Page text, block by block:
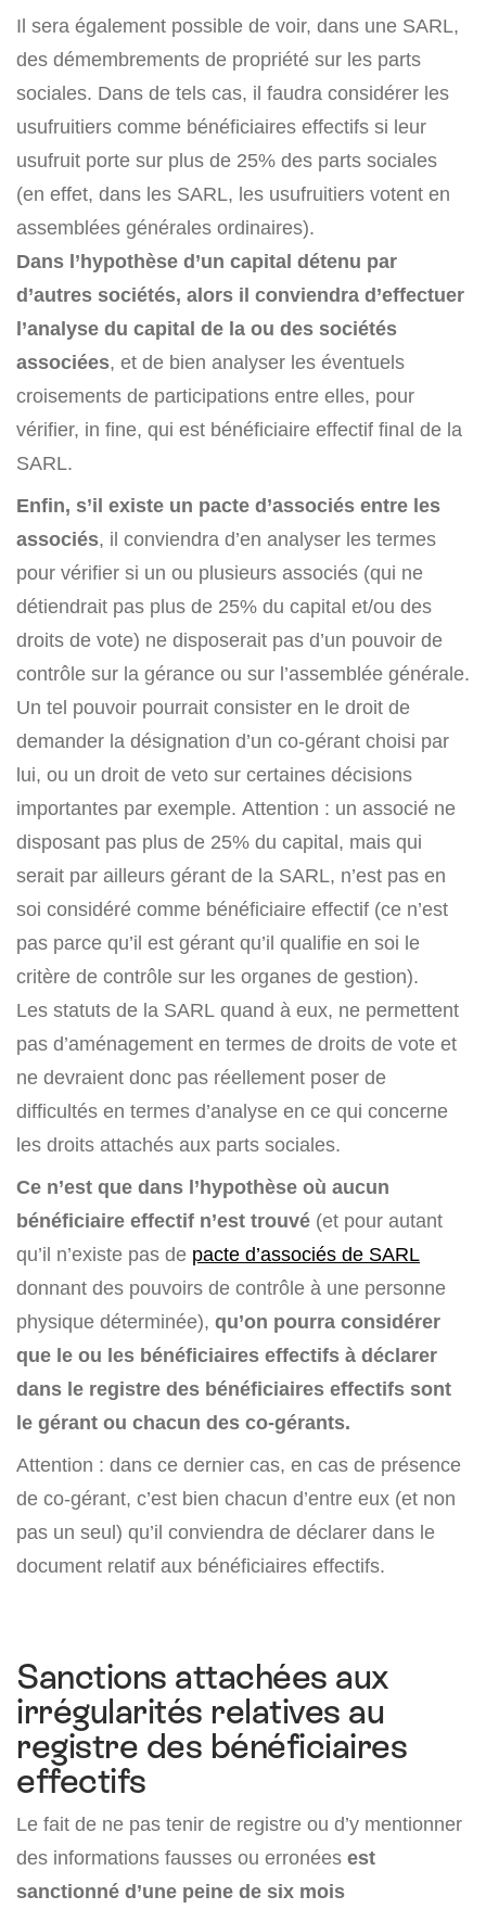
Il sera également possible de voir, dans une SARL,
des démembrements de propriété sur les parts
sociales. Dans de tels cas, il faudra considérer les
usufruitiers comme bénéficiaires effectifs si leur
usufruit porte sur plus de 25% des parts sociales
(en effet, dans les SARL, les usufruitiers votent en
assemblées générales ordinaires).
Dans l’hypothèse d’un capital détenu par
d’autres sociétés, alors il conviendra d’effectuer
l’analyse du capital de la ou des sociétés
associées, et de bien analyser les éventuels
croisements de participations entre elles, pour
vérifier, in fine, qui est bénéficiaire effectif final de la
SARL.
Enfin, s’il existe un pacte d’associés entre les
associés, il conviendra d’en analyser les termes
pour vérifier si un ou plusieurs associés (qui ne
détiendrait pas plus de 25% du capital et/ou des
droits de vote) ne disposerait pas d’un pouvoir de
contrôle sur la gérance ou sur l’assemblée générale.
Un tel pouvoir pourrait consister en le droit de
demander la désignation d’un co-gérant choisi par
lui, ou un droit de veto sur certaines décisions
importantes par exemple. Attention : un associé ne
disposant pas plus de 25% du capital, mais qui
serait par ailleurs gérant de la SARL, n’est pas en
soi considéré comme bénéficiaire effectif (ce n’est
pas parce qu’il est gérant qu’il qualifie en soi le
critère de contrôle sur les organes de gestion).
Les statuts de la SARL quand à eux, ne permettent
pas d’aménagement en termes de droits de vote et
ne devraient donc pas réellement poser de
difficultés en termes d’analyse en ce qui concerne
les droits attachés aux parts sociales.
Ce n’est que dans l’hypothèse où aucun
bénéficiaire effectif n’est trouvé (et pour autant
qu’il n’existe pas de pacte d’associés de SARL
donnant des pouvoirs de contrôle à une personne
physique déterminée), qu’on pourra considérer
que le ou les bénéficiaires effectifs à déclarer
dans le registre des bénéficiaires effectifs sont
le gérant ou chacun des co-gérants.
Attention : dans ce dernier cas, en cas de présence
de co-gérant, c’est bien chacun d’entre eux (et non
pas un seul) qu’il conviendra de déclarer dans le
document relatif aux bénéficiaires effectifs.
Sanctions attachées aux
irrégularités relatives au
registre des bénéficiaires
effectifs
Le fait de ne pas tenir de registre ou d’y mentionner
des informations fausses ou erronées est
sanctionné d’une peine de six mois